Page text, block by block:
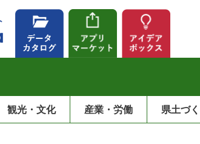
観光・文化 産業・労働 県土づ